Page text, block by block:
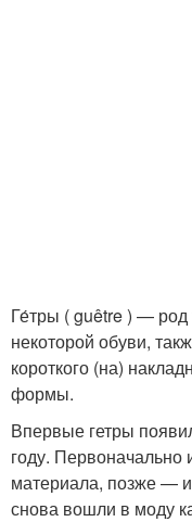
Ге́тры ( guêtre ) —
некоторой обуви,
короткого (на)
формы.
Впервые гетры
году. Первоначально
материала, позже —
снова вошли в моду